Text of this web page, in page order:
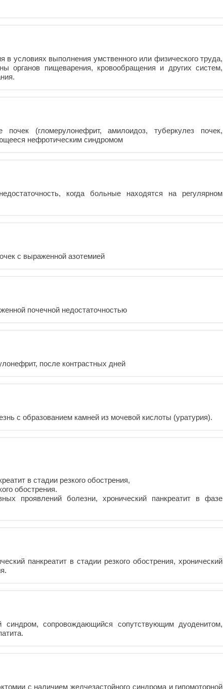
в условиях выполнения умственного или физического труда,
органов пищеварения, кровообращения и других систем,
почек (гломерулонефрит, амилоидоз, туберкулез почек,
нефротическим синдромом
когда больные находятся на регулярном
с выраженной азотемией
почечной недостаточностью
после контрастных дней
c образованием камней из мочевой кислоты (уратурия).
в стадии резкого обострения,
обострения.
проявлений болезни, хронический панкреатит в фазе
панкреатит в стадии резкого обострения, хронический
синдром, сопровождающийся сопутствующим дуоденитом,
с наличием желчезастойного синдрома и гипомоторной